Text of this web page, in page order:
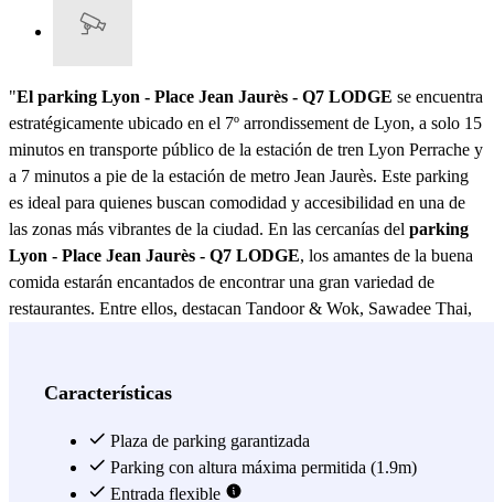
"El parking Lyon - Place Jean Jaurès - Q7 LODGE se encuentra
estratégicamente ubicado en el 7º arrondissement de Lyon, a solo 15
minutos en transporte público de la estación de tren Lyon Perrache y
a 7 minutos a pie de la estación de metro Jean Jaurès. Este parking
es ideal para quienes buscan comodidad y accesibilidad en una de
las zonas más vibrantes de la ciudad. En las cercanías del parking
Lyon - Place Jean Jaurès - Q7 LODGE, los amantes de la buena
comida estarán encantados de encontrar una gran variedad de
restaurantes. Entre ellos, destacan Tandoor & Wok, Sawadee Thai,
les permitirá disfrutar de una deliciosa comida sin preocupaciones.
quienes desean aprovechar al máximo su tiempo en la ciudad. Para
los estudiantes, elparking Lyon - Place Jean Jaurès - Q7
LODGEes una opción económica y conveniente. A solo 15
Características
Plaza de parking garantizada
Parking con altura máxima permitida (1.9m)
Entrada flexible